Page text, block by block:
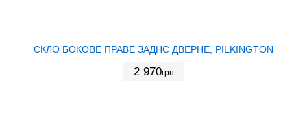
СКЛО БОКОВЕ ПРАВЕ ЗАДНЄ ДВЕРНЕ, PILKINGTON
2 970грн